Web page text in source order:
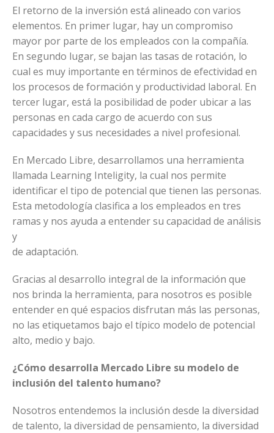
El retorno de la inversión está alineado con varios
elementos. En primer lugar, hay un compromiso
mayor por parte de los empleados con la compañía.
En segundo lugar, se bajan las tasas de rotación, lo
cual es muy importante en términos de efectividad en
los procesos de formación y productividad laboral. En
tercer lugar, está la posibilidad de poder ubicar a las
personas en cada cargo de acuerdo con sus
capacidades y sus necesidades a nivel profesional.
En Mercado Libre, desarrollamos una herramienta
llamada Learning Inteligity, la cual nos permite
identificar el tipo de potencial que tienen las personas.
Esta metodología clasifica a los empleados en tres
ramas y nos ayuda a entender su capacidad de análisis
y
de adaptación.
Gracias al desarrollo integral de la información que
nos brinda la herramienta, para nosotros es posible
entender en qué espacios disfrutan más las personas,
no las etiquetamos bajo el típico modelo de potencial
alto, medio y bajo.
¿Cómo desarrolla Mercado Libre su modelo de
inclusión del talento humano?
Nosotros entendemos la inclusión desde la diversidad
de talento, la diversidad de pensamiento, la diversidad